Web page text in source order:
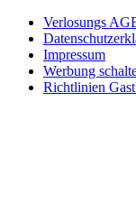
Verlosungs
Impressum
Werbung
Richtlinien